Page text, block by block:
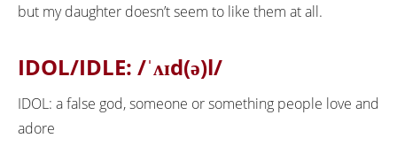
but my daughter doesn’t seem to like them at all.
IDOL/IDLE: /ˈʌɪd(ə)l/
IDOL: a false god, someone or something people love and
adore